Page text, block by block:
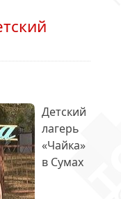
Детский
лагерь
«Чайка»
в Сумах